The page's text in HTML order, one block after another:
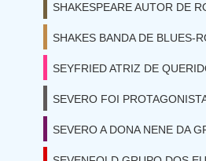
SHAKESPEARE AUTOR DE
SHAKES BANDA DE BLUES-
SEYFRIED ATRIZ DE
SEVERO FOI
SEVERO A DONA NENE DA